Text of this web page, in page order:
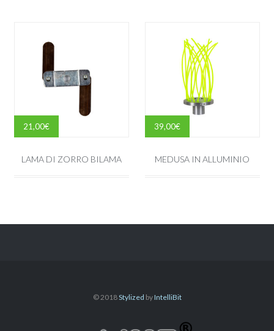
21,00€
LAMA DI ZORRO BILAMA
39,00€
MEDUSA IN ALLUMINIO
© 2018Stylized byIntelliBit